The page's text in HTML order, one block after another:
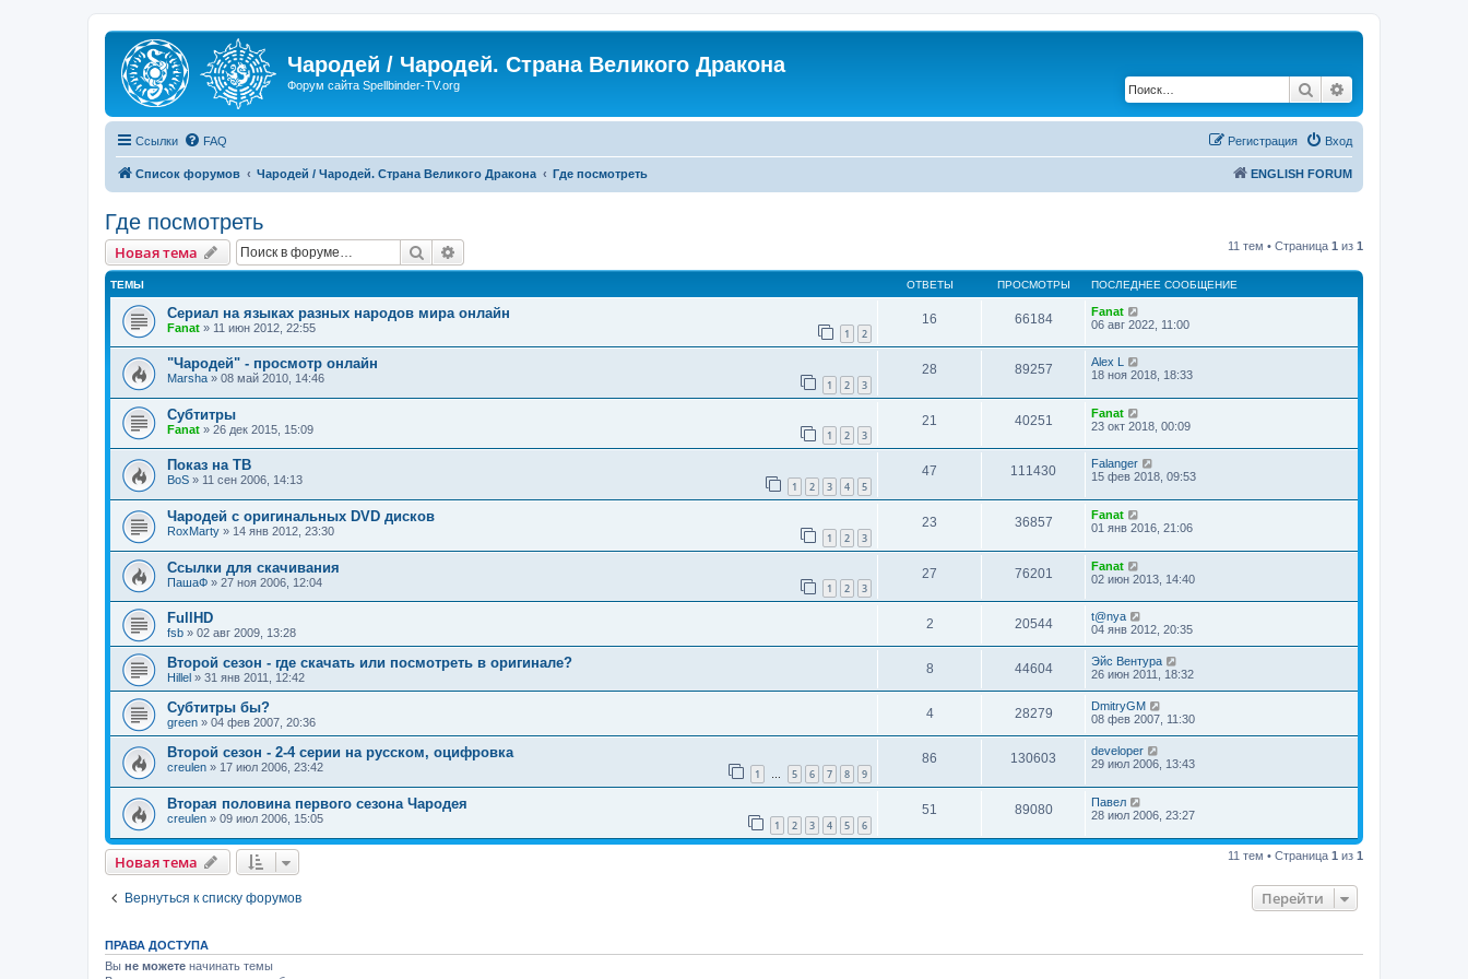
Чародей / Чародей. Страна Великого Дракона
Форум сайта Spellbinder-TV.org Поиск
Ссылки FAQ Вход
Регистрация
Список форумов Чародей / Чародей. Страна Великого Дракона Где посмотреть ENGLISH FORUM
Где посмотреть
Новая тема Поиск 11 тем • Страница 1 из 1
ТЕМЫ ОТВЕТЫ ПРОСМОТРЫ ПОСЛЕДНЕЕ СООБЩЕНИЕ
Сериал на языках разных народов мира онлайн
Fanat » 11 июн 2012, 22:55 1 2
16 66184
Fanat
06 авг 2022, 11:00
"Чародей" - просмотр онлайн
Marsha » 08 май 2010, 14:46 1 2 3
28 89257
Alex L
18 ноя 2018, 18:33
Субтитры
Fanat » 26 дек 2015, 15:09 1 2 3
21 40251
Fanat
23 окт 2018, 00:09
Показ на ТВ
BoS » 11 сен 2006, 14:13 1 2 3 4 5
47 111430
Falanger
15 фев 2018, 09:53
Чародей с оригинальных DVD дисков
RoxMarty » 14 янв 2012, 23:30 1 2 3
23 36857
Fanat
01 янв 2016, 21:06
Ссылки для скачивания
ПашаФ » 27 ноя 2006, 12:04 1 2 3
27 76201
Fanat
02 июн 2013, 14:40
FullHD
fsb » 02 авг 2009, 13:28
2 20544
t@nya
04 янв 2012, 20:35
Второй сезон - где скачать или посмотреть в оригинале?
Hillel » 31 янв 2011, 12:42
8 44604
Эйс Вентура
26 июн 2011, 18:32
Субтитры бы?
green » 04 фев 2007, 20:36
4 28279
DmitryGM
08 фев 2007, 11:30
Второй сезон - 2-4 серии на русском, оцифровка
creulen » 17 июл 2006, 23:42 1 … 5 6 7 8 9
86 130603
developer
29 июл 2006, 13:43
Вторая половина первого сезона Чародея
creulen » 09 июл 2006, 15:05 1 2 3 4 5 6
51 89080
Павел
28 июл 2006, 23:27
Новая тема 11 тем • Страница 1 из 1
Вернуться к списку форумов Перейти
ПРАВА ДОСТУПА
Вы не можете начинать темы